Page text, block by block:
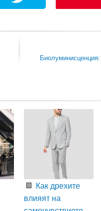
Как дрехите
влияят на